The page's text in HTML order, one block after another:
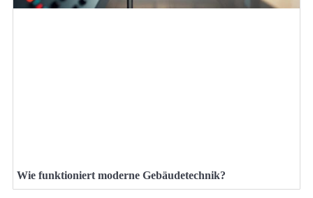
Wie funktioniert moderne Gebäudetechnik?